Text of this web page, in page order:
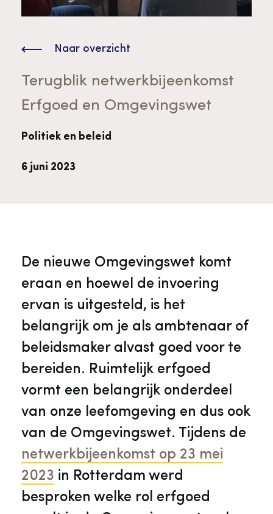
Ergoedvrijwilligersprijs
Downloads en nieuwsbrieven
Advies en ondersteuning voor
vrijwilligers
Collectiebeheer
Geschiedenis van Zuid-Holland
Ervenconsulent
Aanvraagformulier
Veelgestelde vragen
Ons team
Over de Monumentenwacht
Voorpagina Monumentenwacht
Onze medewerkers
Vacatures
Tarieven
Algemene voorwaarden
Bekijk meer over ons
Terugblik netwerkbijeenkomst
Erfgoed en Omgevingswet
Politiek en beleid
6 juni 2023
Naar overzicht
De nieuwe Omgevingswet komt
eraan en hoewel de invoering
ervan is uitgesteld, is het
belangrijk om je als ambtenaar of
beleidsmaker alvast goed voor te
bereiden. Ruimtelijk erfgoed
vormt een belangrijk onderdeel
van onze leefomgeving en dus ook
van de Omgevingswet. Tijdens de
netwerkbijeenkomst op 23 mei
2023 in Rotterdam werd
besproken welke rol erfgoed